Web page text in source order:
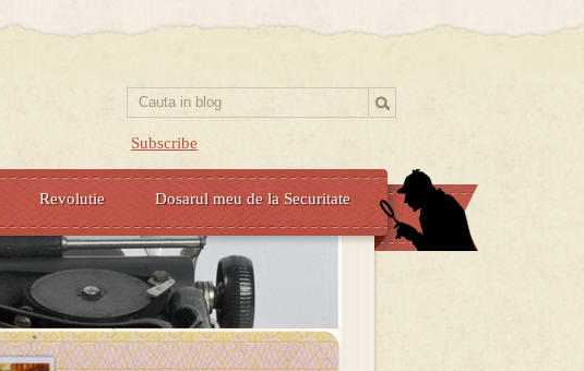
Subscribe
Revolutie Dosarul meu de la Securitate